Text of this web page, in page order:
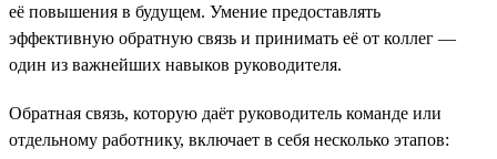
её повышения в будущем. Умение предоставлять
эффективную обратную связь и принимать её от коллег —
один из важнейших навыков руководителя.
Обратная связь, которую даёт руководитель команде или
отдельному работнику, включает в себя несколько этапов: